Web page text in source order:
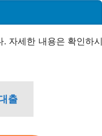
자세한 내용은 확인하시
출